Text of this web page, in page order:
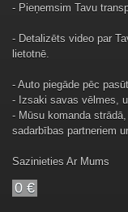
- Pieņemsim Tavu
- Detalizēts video par
lietotnē.
- Auto piegāde pēc
- Izsaki savas vēlmes,
- Mūsu komanda
sadarbības partneriem
Sazinieties Ar Mums
0 €